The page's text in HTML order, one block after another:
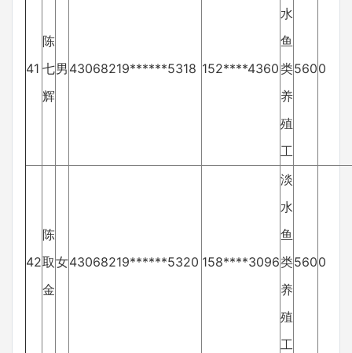
41
陈
七
辉
男 43068219******5318 152****4360
水
鱼
类
养
殖
工
5600
42
陈
取
金
女43068219******5320 158****3096
淡
水
鱼
类
养
殖
工
5600